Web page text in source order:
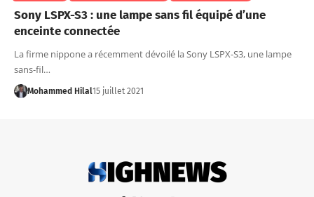
Sony LSPX-S3 : une lampe sans fil équipé d’une
enceinte connectée
La firme nippone a récemment dévoilé la Sony LSPX-S3, une lampe
sans-fil…
Mohammed Hilal15 juillet 2021